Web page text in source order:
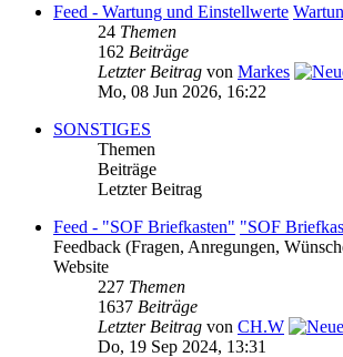
Feed - Wartung und Einstellwerte
24 Themen
162 Beiträge
Letzter Beitrag von Markes
Mo, 08 Jun 2026, 16:22
SONSTIGES
Themen
Beiträge
Letzter Beitrag
Feed - "SOF Briefkasten" "SOF
Feedback (Fragen, Anregungen,
Website
227 Themen
1637 Beiträge
Letzter Beitrag von CH.W
Do, 19 Sep 2024, 13:31